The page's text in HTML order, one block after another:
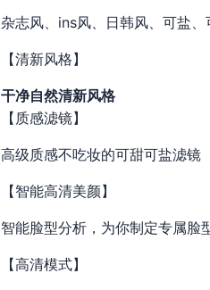
杂志风、ins风、日韩风、可盐
【清新风格】
干净自然清新风格
【质感滤镜】
高级质感不吃妆的可甜可盐滤镜
【智能高清美颜】
智能脸型分析，为你制定专属脸
【高清模式】